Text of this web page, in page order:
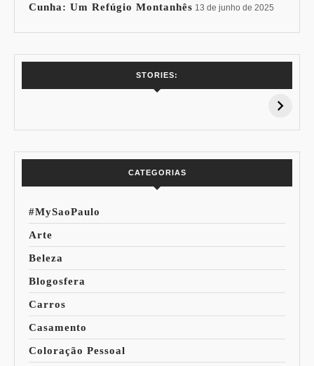
Cunha: Um Refúgio Montanhês 13 de junho de 2025
STORIES:
15% de
Pessoal: Os
CATEGORIAS
#MySaoPaulo
Arte
Beleza
Blogosfera
Carros
Casamento
Coloração Pessoal